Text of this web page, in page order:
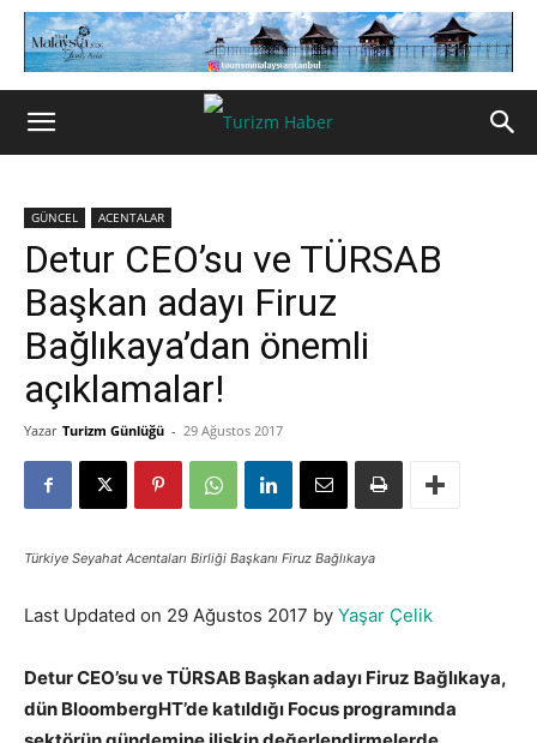
GÜNCEL ACENTALAR
Detur CEO’su ve TÜRSAB
Başkan adayı Firuz
Bağlıkaya’dan önemli
açıklamalar!
Yazar Turizm Günlüğü - 29 Ağustos 2017
Türkiye Seyahat Acentaları Birliği Başkanı Firuz Bağlıkaya
Last Updated on 29 Ağustos 2017 by Yaşar Çelik
Detur CEO’su ve TÜRSAB Başkan adayı Firuz Bağlıkaya,
dün BloombergHT’de katıldığı Focus programında